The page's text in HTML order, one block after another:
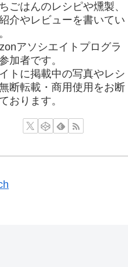
ごはんのレシピや燻製、
介やレビューを書いてい
アソシエイトプログラ
加者です。
トに掲載中の写真やレシ
断転載・商用使用をお断
おります。